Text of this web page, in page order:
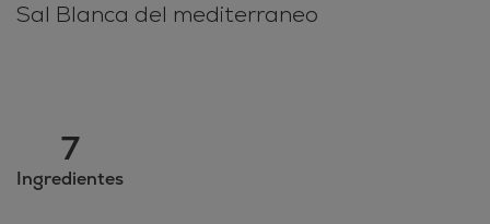
Sal Blanca del mediterraneo
7
Ingredientes